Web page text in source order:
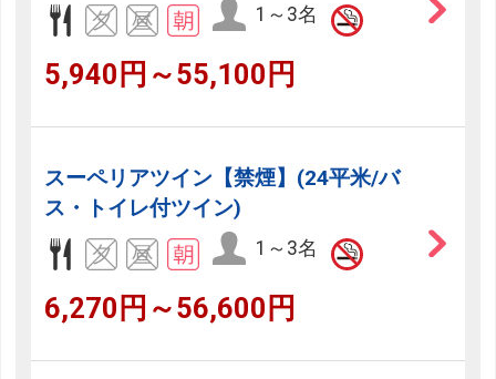
1～3名
5,940円～55,100円
スーペリアツイン【禁煙】(24平米/バ
ス・トイレ付ツイン)
1～3名
6,270円～56,600円